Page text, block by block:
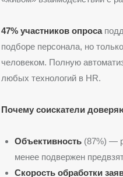
47% участников опроса
подборе персонала, но
человеком. Полную
любых технологий в HR.
Почему соискатели
Объективность(87%) —
менее подвержен
Скорость обработки